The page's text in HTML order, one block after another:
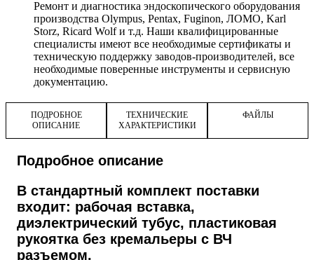
Ремонт и диагностика эндоскопического оборудования
производства Olympus, Pentax, Fuginon, ЛОМО, Karl
Storz, Ricard Wolf и т.д. Наши квалифицированные
специалисты имеют все необходимые сертификаты и
техническую поддержку заводов-производителей, все
необходимые поверенные инструменты и сервисную
документацию.
ПОДРОБНОЕ
ОПИСАНИЕ
ТЕХНИЧЕСКИЕ
ХАРАКТЕРИСТИКИ
ФАЙЛЫ
Подробное описание
В стандартный комплект поставки
входит: рабочая вставка,
диэлектрический тубус, пластиковая
рукоятка без кремальеры с ВЧ
разъемом.